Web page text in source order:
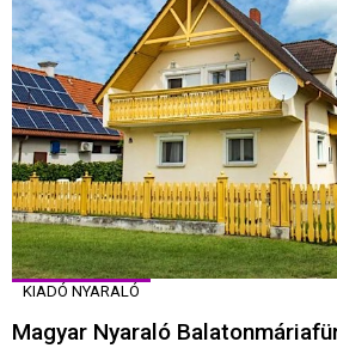
KIADÓ NYARALÓ
Magyar Nyaraló